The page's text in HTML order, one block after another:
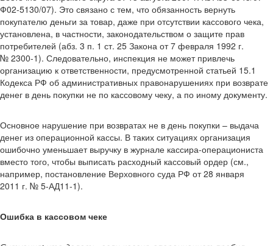
Ф02-5130/07). Это связано с тем, что обязанность вернуть
покупателю деньги за товар, даже при отсутствии кассового чека,
установлена, в частности, законодательством о защите прав
потребителей (абз. 3 п. 1 ст. 25 Закона от 7 февраля 1992 г.
№ 2300-1). Следовательно, инспекция не может привлечь
организацию к ответственности, предусмотренной статьей 15.1
Кодекса РФ об административных правонарушениях при возврате
денег в день покупки не по кассовому чеку, а по иному документу.
Основное нарушение при возвратах не в день покупки – выдача
денег из операционной кассы. В таких ситуациях организация
ошибочно уменьшает выручку в журнале кассира-операциониста
вместо того, чтобы выписать расходный кассовый ордер (см.,
например, постановление Верховного суда РФ от 28 января
2011 г. № 5-АД11-1).
Ошибка в кассовом чеке